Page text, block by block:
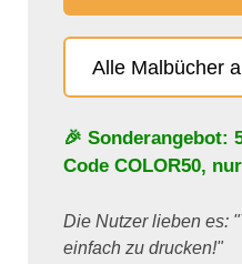
Alle Malbücher
🎉 Sonderangebot:
Code COLOR50,
Die Nutzer lieben es:
einfach zu drucken!"